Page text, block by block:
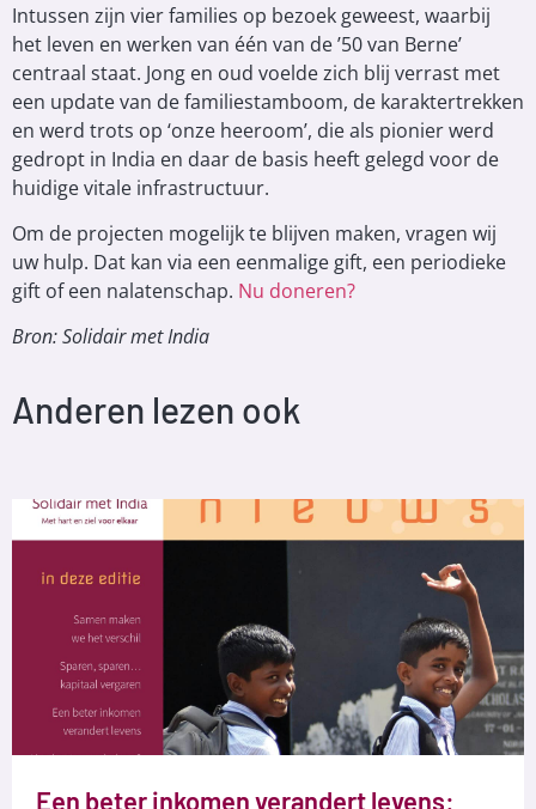
Intussen zijn vier families op bezoek geweest, waarbij
het leven en werken van één van de ’50 van Berne’
centraal staat. Jong en oud voelde zich blij verrast met
een update van de familiestamboom, de karaktertrekken
en werd trots op ‘onze heeroom’, die als pionier werd
gedropt in India en daar de basis heeft gelegd voor de
huidige vitale infrastructuur.
Om de projecten mogelijk te blijven maken, vragen wij
uw hulp. Dat kan via een eenmalige gift, een periodieke
gift of een nalatenschap. Nu doneren?
Bron: Solidair met India
Anderen lezen ook
Een beter inkomen verandert levens: